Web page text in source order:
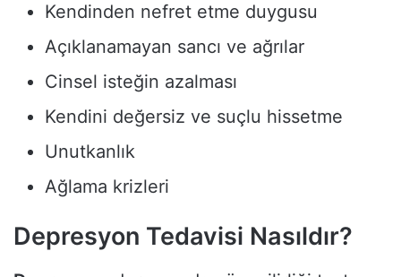
Kendinden nefret etme duygusu
Açıklanamayan sancı ve ağrılar
Cinsel isteğin azalması
Kendini değersiz ve suçlu hissetme
Unutkanlık
Ağlama krizleri
Depresyon Tedavisi Nasıldır?